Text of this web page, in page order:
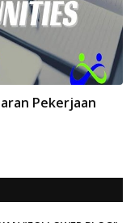
Pekerjaan